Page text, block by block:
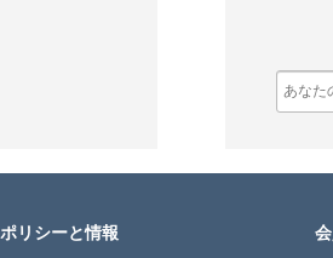
ポリシーと情報